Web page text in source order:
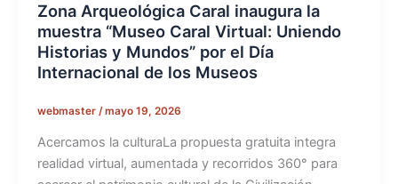
Zona Arqueológica Caral inaugura la
muestra “Museo Caral Virtual: Uniendo
Historias y Mundos” por el Día
Internacional de los Museos
webmaster /mayo 19, 2026
Acercamos la culturaLa propuesta gratuita integra
realidad virtual, aumentada y recorridos 360° para